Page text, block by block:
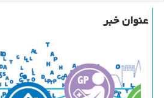
عنوان خبر